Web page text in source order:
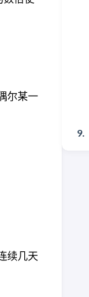
尔某一
续几天